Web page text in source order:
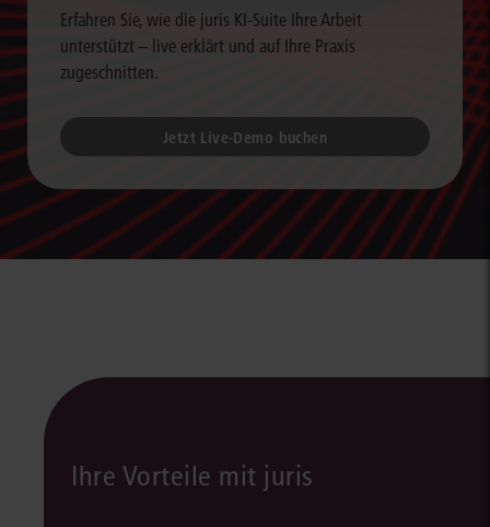
Erfahren Sie, wie die juris KI-Suite Ihre Arbeit
unterstützt – live erklärt und auf Ihre Praxis
zugeschnitten.
Jetzt Live-Demo buchen
Ihre Vorteile mit juris